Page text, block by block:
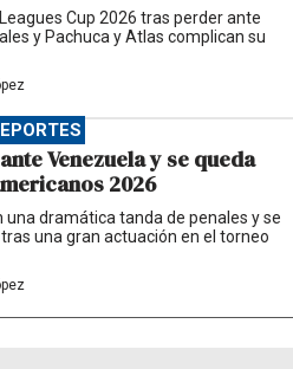
Cup 2026 tras perder ante
y Pachuca y Atlas complican su
Venezuela y se queda
2026
una dramática tanda de penales y se
una gran actuación en el torneo